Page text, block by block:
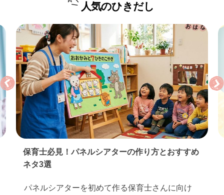
人気のひきだし
保育実習のお礼状の書き方｜基本マナーとすぐ使
える例文…
保育実習が終わったら、お世話になった園や先生